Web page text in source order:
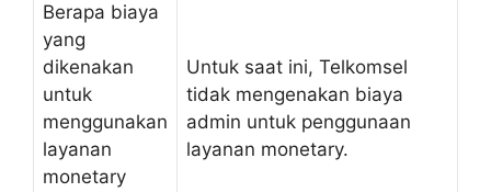
Berapa biaya
yang
dikenakan
untuk
menggunakan
layanan
monetary
Untuk saat ini, Telkomsel
tidak mengenakan biaya
admin untuk penggunaan
layanan monetary.